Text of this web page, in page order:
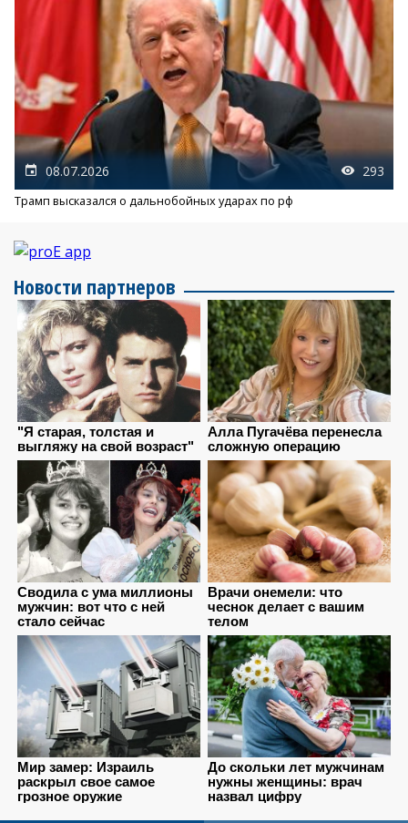
08.07.2026 293
Трамп высказался о дальнобойных ударах по рф
Новости партнеров